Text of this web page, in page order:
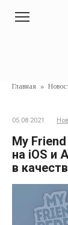
Главная »
05.08.2021
My
на iOS и
в